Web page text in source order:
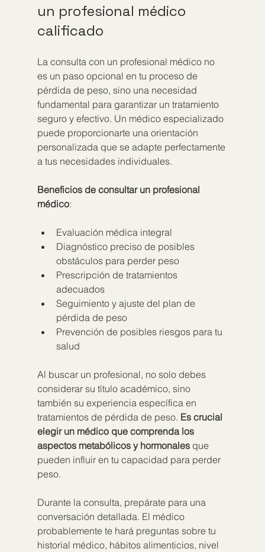
un profesional médico
calificado
La consulta con un profesional médico no
es un paso opcional en tu proceso de
pérdida de peso, sino una necesidad
fundamental para garantizar un tratamiento
seguro y efectivo. Un médico especializado
puede proporcionarte una orientación
personalizada que se adapte perfectamente
a tus necesidades individuales.
Beneficios de consultar un profesional
médico:
Evaluación médica integral
Diagnóstico preciso de posibles
obstáculos para perder peso
Prescripción de tratamientos
adecuados
Seguimiento y ajuste del plan de
pérdida de peso
Prevención de posibles riesgos para tu
salud
Al buscar un profesional, no solo debes
considerar su título académico, sino
también su experiencia específica en
tratamientos de pérdida de peso. Es crucial
elegir un médico que comprenda los
aspectos metabólicos y hormonales que
pueden influir en tu capacidad para perder
peso.
Durante la consulta, prepárate para una
conversación detallada. El médico
probablemente te hará preguntas sobre tu
historial médico, hábitos alimenticios, nivel